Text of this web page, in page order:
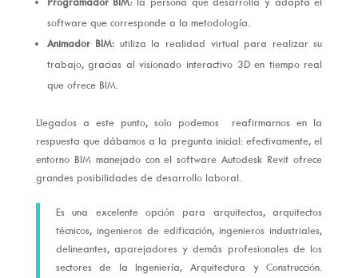
software que corresponde a la metodología.
Animador BIM: utiliza la realidad virtual para realizar su
trabajo, gracias al visionado interactivo 3D en tiempo real
que ofrece BIM.
Llegados a este punto, solo podemos reafirmarnos en la
respuesta que dábamos a la pregunta inicial: efectivamente, el
entorno BIM manejado con el software Autodesk Revit ofrece
grandes posibilidades de desarrollo laboral.
Es una excelente opción para arquitectos, arquitectos
técnicos, ingenieros de edificación, ingenieros industriales,
delineantes, aparejadores y demás profesionales de los
sectores de la Ingeniería, Arquitectura y Construcción.